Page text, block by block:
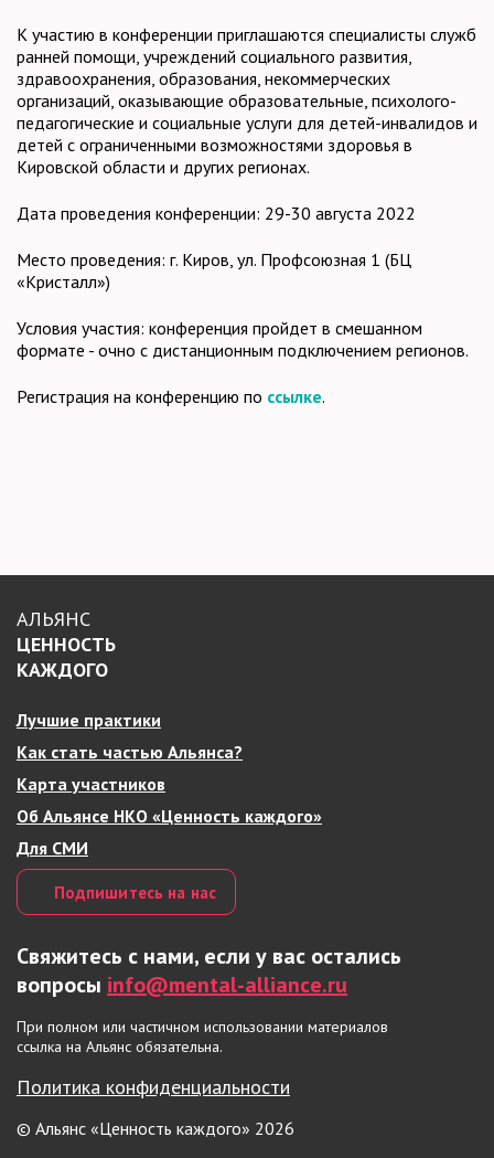
К участию в конференции приглашаются специалисты служб
ранней помощи, учреждений социального развития,
здравоохранения, образования, некоммерческих
организаций, оказывающие образовательные, психолого-
педагогические и социальные услуги для детей-инвалидов и
детей с ограниченными возможностями здоровья в
Кировской области и других регионах.
Дата проведения конференции: 29-30 августа 2022
Место проведения: г. Киров, ул. Профсоюзная 1 (БЦ
«Кристалл»)
Условия участия: конференция пройдет в смешанном
формате - очно с дистанционным подключением регионов.
Регистрация на конференцию по ссылке.
АЛЬЯНС
ЦЕННОСТЬ
КАЖДОГО
Лучшие практики
Как стать частью Альянса?
Карта участников
Об Альянсе НКО «Ценность каждого»
Для СМИ
Подпишитесь на нас
Свяжитесь с нами, если у вас остались
вопросы info@mental-alliance.ru
При полном или частичном использовании материалов
ссылка на Альянс обязательна.
Политика конфиденциальности
© Альянс «Ценность каждого» 2026